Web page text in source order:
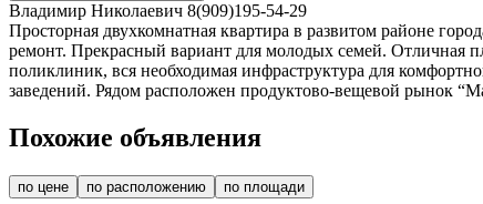
Владимир Николаевич 8(909)195-54-29
Просторная двухкомнатная квартира в развитом районе
ремонт. Прекрасный вариант для молодых семей. Отличная
поликлиник, вся необходимая инфраструктура для
заведений. Рядом расположен продуктово-вещевой рынок
Похожие объявления
по цене по расположению по площади